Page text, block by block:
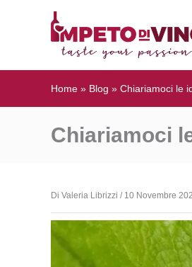
Home » Blog » Chiariamoci le
Chiariamoci
Di Valeria Librizzi / 10 Novembre